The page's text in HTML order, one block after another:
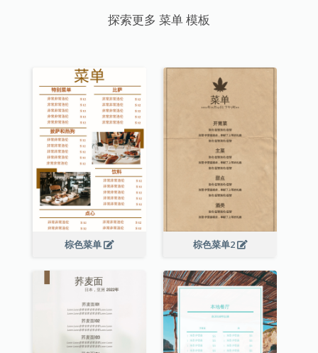
探索更多 菜单 模板
棕色菜单 棕色菜单2